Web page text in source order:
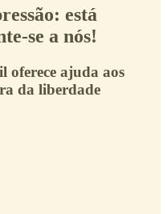
está
se a nós!
oferece ajuda aos
da liberdade